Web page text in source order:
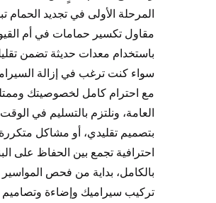
المرحلة الأولى في تجديد
مقاول تكسير حمامات في أم
باستخدام معدات حديثة تضمن
سواء كنت ترغب في إزالة
مع احترام كامل لخصوصيتك
بتصميم تقليدي، أو مشاكل
احترافية تجمع بين الحفاظ على
بالكامل، بداية من فحص المواسير
تركيب سيراميك وإضاءة وتصاميم